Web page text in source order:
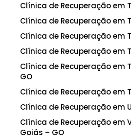
Clínica de Recuperação em
Clínica de Recuperação em
Clínica de Recuperação em
Clínica de Recuperação em
Clínica de Recuperação em
GO
Clínica de Recuperação em
Clínica de Recuperação em
Clínica de Recuperação em
Goiás – GO